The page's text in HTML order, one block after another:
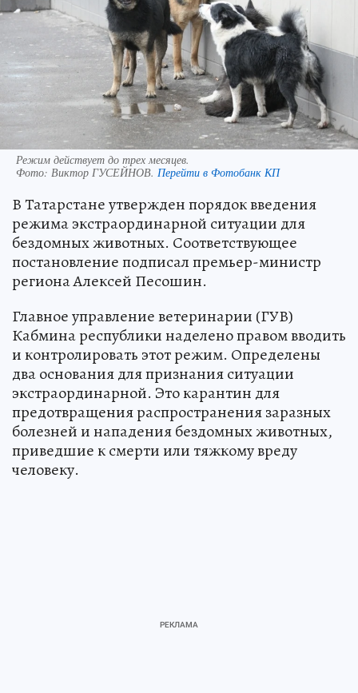
Режим действует до трех месяцев.
Фото: Виктор ГУСЕЙНОВ. Перейти в Фотобанк КП
В Татарстане утвержден порядок введения
режима экстраординарной ситуации для
бездомных животных. Соответствующее
постановление подписал премьер-министр
региона Алексей Песошин.
Главное управление ветеринарии (ГУВ)
Кабмина республики наделено правом вводить
и контролировать этот режим. Определены
два основания для признания ситуации
экстраординарной. Это карантин для
предотвращения распространения заразных
болезней и нападения бездомных животных,
приведшие к смерти или тяжкому вреду
человеку.